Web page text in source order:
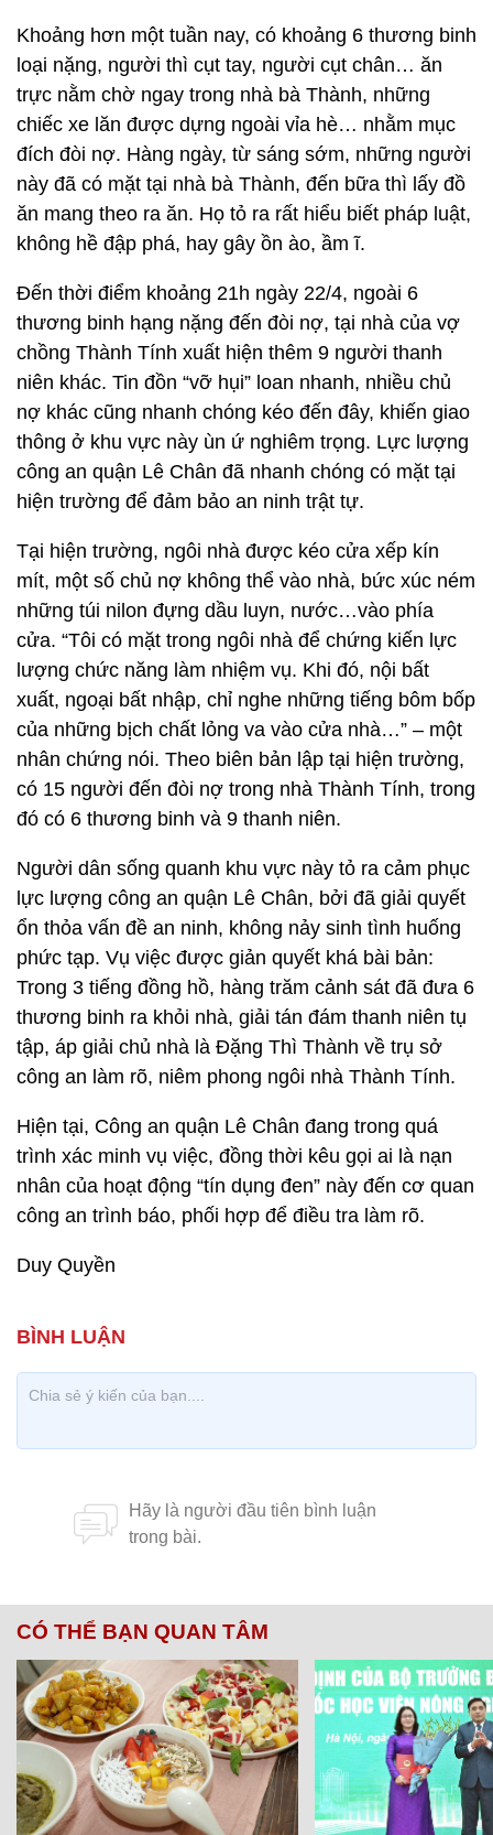
Khoảng hơn một tuần nay, có khoảng 6 thương binh
loại nặng, người thì cụt tay, người cụt chân… ăn
trực nằm chờ ngay trong nhà bà Thành, những
chiếc xe lăn được dựng ngoài vỉa hè… nhằm mục
đích đòi nợ. Hàng ngày, từ sáng sớm, những người
này đã có mặt tại nhà bà Thành, đến bữa thì lấy đồ
ăn mang theo ra ăn. Họ tỏ ra rất hiểu biết pháp luật,
không hề đập phá, hay gây ồn ào, ầm ĩ.
Đến thời điểm khoảng 21h ngày 22/4, ngoài 6
thương binh hạng nặng đến đòi nợ, tại nhà của vợ
chồng Thành Tính xuất hiện thêm 9 người thanh
niên khác. Tin đồn “vỡ hụi” loan nhanh, nhiều chủ
nợ khác cũng nhanh chóng kéo đến đây, khiến giao
thông ở khu vực này ùn ứ nghiêm trọng. Lực lượng
công an quận Lê Chân đã nhanh chóng có mặt tại
hiện trường để đảm bảo an ninh trật tự.
Tại hiện trường, ngôi nhà được kéo cửa xếp kín
mít, một số chủ nợ không thể vào nhà, bức xúc ném
những túi nilon đựng dầu luyn, nước…vào phía
cửa. “Tôi có mặt trong ngôi nhà để chứng kiến lực
lượng chức năng làm nhiệm vụ. Khi đó, nội bất
xuất, ngoại bất nhập, chỉ nghe những tiếng bôm bốp
của những bịch chất lỏng va vào cửa nhà…” – một
nhân chứng nói. Theo biên bản lập tại hiện trường,
có 15 người đến đòi nợ trong nhà Thành Tính, trong
đó có 6 thương binh và 9 thanh niên.
Người dân sống quanh khu vực này tỏ ra cảm phục
lực lượng công an quận Lê Chân, bởi đã giải quyết
ổn thỏa vấn đề an ninh, không nảy sinh tình huống
phức tạp. Vụ việc được giản quyết khá bài bản:
Trong 3 tiếng đồng hồ, hàng trăm cảnh sát đã đưa 6
thương binh ra khỏi nhà, giải tán đám thanh niên tụ
tập, áp giải chủ nhà là Đặng Thì Thành về trụ sở
công an làm rõ, niêm phong ngôi nhà Thành Tính.
Hiện tại, Công an quận Lê Chân đang trong quá
trình xác minh vụ việc, đồng thời kêu gọi ai là nạn
nhân của hoạt động “tín dụng đen” này đến cơ quan
công an trình báo, phối hợp để điều tra làm rõ.
Duy Quyền
CÓ THỂ BẠN QUAN TÂM